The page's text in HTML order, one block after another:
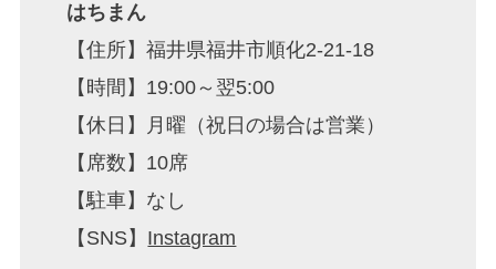
はちまん
【住所】福井県福井市順化2-21-18
【時間】19:00～翌5:00
【休日】月曜（祝日の場合は営業）
【席数】10席
【駐車】なし
【SNS】 Instagram